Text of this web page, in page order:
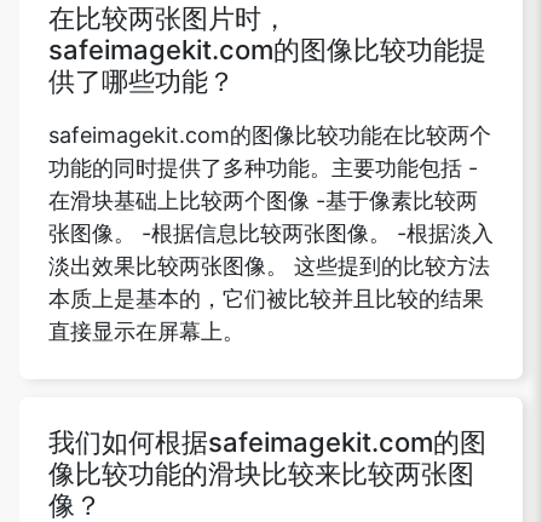
在比较两张图片时，
safeimagekit.com的图像比较功能提
供了哪些功能？
safeimagekit.com的图像比较功能在比较两个
功能的同时提供了多种功能。主要功能包括 -
在滑块基础上比较两个图像 -基于像素比较两
张图像。 -根据信息比较两张图像。 -根据淡入
淡出效果比较两张图像。 这些提到的比较方法
本质上是基本的，它们被比较并且比较的结果
直接显示在屏幕上。
我们如何根据safeimagekit.com的图
像比较功能的滑块比较来比较两张图
像？